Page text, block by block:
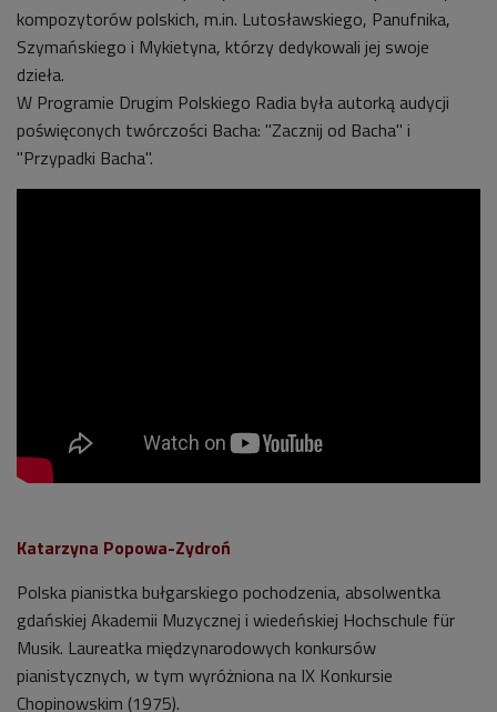
kompozytorów polskich, m.in. Lutosławskiego, Panufnika,
Szymańskiego i Mykietyna, którzy dedykowali jej swoje
dzieła.
W Programie Drugim Polskiego Radia była autorką audycji
poświęconych twórczości Bacha: "Zacznij od Bacha" i
"Przypadki Bacha".
Katarzyna Popowa-Zydroń
Polska pianistka bułgarskiego pochodzenia, absolwentka
gdańskiej Akademii Muzycznej i wiedeńskiej Hochschule für
Musik. Laureatka międzynarodowych konkursów
pianistycznych, w tym wyróżniona na IX Konkursie
Chopinowskim (1975).